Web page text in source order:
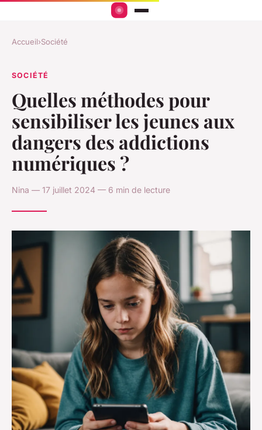
Accueil›Société
SOCIÉTÉ
Quelles méthodes pour
sensibiliser les jeunes aux
dangers des addictions
numériques ?
Nina — 17 juillet 2024 — 6 min de lecture